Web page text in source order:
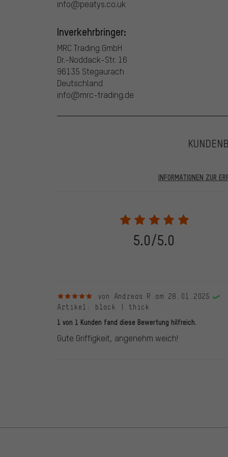
info@peatys.co.uk
Inverkehrbringer:
MRC Trading GmbH
Dr.-Noddack-Str. 16
96135 Stegaurach
Deutschland
info@mrc-trading.de
INFORMATIONEN ZUR
28.05.2022 werden nur Bewertungen veröffentlicht,
eine Bestellnummer angegeben wird. Wir schalten
frei. Alle verifizierten Bewertungen sind mit einem
dem 28.05.2022 und ab dem 28.05.2022. Vor dem
die bewertete Ware nicht bei uns gekauft haben.
veröffentlichen alle ordnungsgemäß abgegebenen
5.0/5.0
5 von 5 Sternenvon Andreas R. am 28.01.2025
Artikel : black | thick
1 von 1 Kunden fand diese Bewertung hilfreich.
Gute Griffigkeit, angenehm weich!